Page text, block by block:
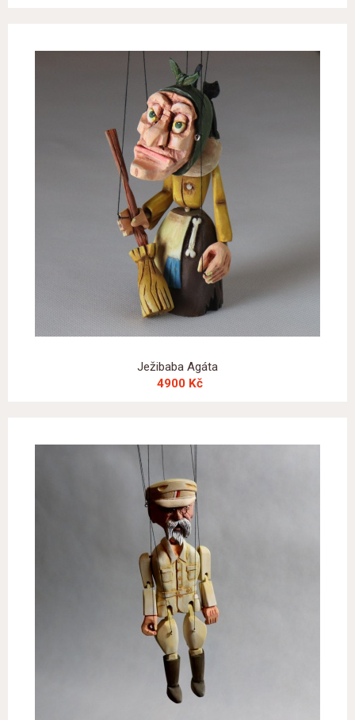
Ježibaba Agáta
4900 Kč